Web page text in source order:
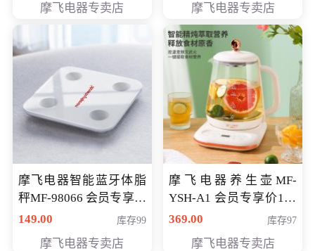
摩飞电器专卖店 摩飞电器专卖店
摩飞电器智能蓝牙体脂
秤MF-98066 会员专享价
98元
149.00 库存99
摩飞电器专卖店
摩飞电器养生壶MF-
YSH-A1 会员专享价198
元
369.00 库存97
摩飞电器专卖店